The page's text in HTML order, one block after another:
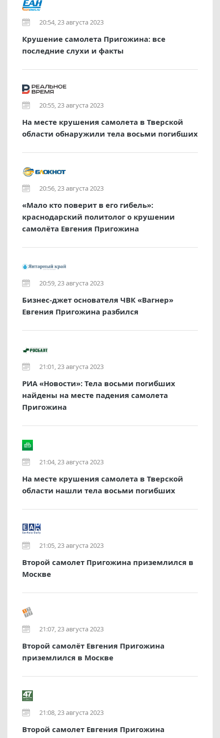
20:54, 23 августа 2023
Крушение самолета Пригожина: все
последние слухи и факты
20:55, 23 августа 2023
На месте крушения самолета в Тверской
области обнаружили тела восьми погибших
20:56, 23 августа 2023
«Мало кто поверит в его гибель»:
краснодарский политолог о крушении
самолёта Евгения Пригожина
20:59, 23 августа 2023
Бизнес-джет основателя ЧВК «Вагнер»
Евгения Пригожина разбился
21:01, 23 августа 2023
РИА «Новости»: Тела восьми погибших
найдены на месте падения самолета
Пригожина
21:04, 23 августа 2023
На месте крушения самолета в Тверской
области нашли тела восьми погибших
21:05, 23 августа 2023
Второй самолет Пригожина приземлился в
Москве
21:07, 23 августа 2023
Второй самолёт Евгения Пригожина
приземлился в Москве
21:08, 23 августа 2023
Второй самолет Евгения Пригожина